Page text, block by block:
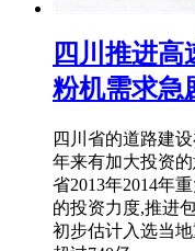
四川推进
粉机需求急
四川省的道路建
年来有加大投资
省2013年2014年
的投资力度,推进
初步估计入选当